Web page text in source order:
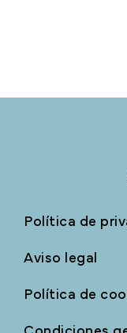
Política de
Aviso legal
Política de